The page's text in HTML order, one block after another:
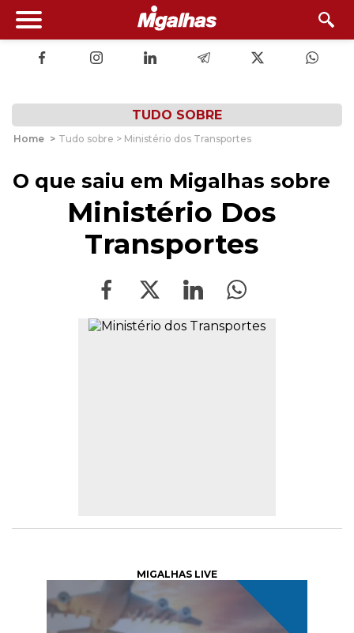
TUDO SOBRE
Home > Tudo sobre > Ministério dos Transportes
O que saiu em Migalhas sobre
Ministério Dos
Transportes
MIGALHAS LIVE